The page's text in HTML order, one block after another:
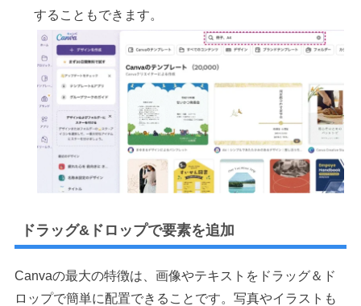
することもできます。
ドラッグ&ドロップで要素を追加
Canvaの最大の特徴は、画像やテキストをドラッグ＆ド
ロップで簡単に配置できることです。写真やイラストも